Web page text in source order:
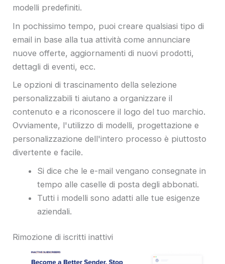
modelli predefiniti.
In pochissimo tempo, puoi creare qualsiasi tipo di
email in base alla tua attività come annunciare
nuove offerte, aggiornamenti di nuovi prodotti,
dettagli di eventi, ecc.
Le opzioni di trascinamento della selezione
personalizzabili ti aiutano a organizzare il
contenuto e a riconoscere il logo del tuo marchio.
Ovviamente, l'utilizzo di modelli, progettazione e
personalizzazione dell'intero processo è piuttosto
divertente e facile.
Si dice che le e-mail vengano consegnate in
tempo alle caselle di posta degli abbonati.
Tutti i modelli sono adatti alle tue esigenze
aziendali.
Rimozione di iscritti inattivi